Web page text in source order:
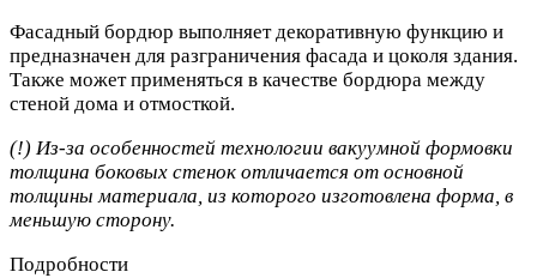
Фасадный бордюр выполняет декоративную функцию и
предназначен для разграничения фасада и цоколя здания.
Также может применяться в качестве бордюра между
стеной дома и отмосткой.
(!) Из-за особенностей технологии вакуумной формовки
толщина боковых стенок отличается от основной
толщины материала, из которого изготовлена форма, в
меньшую сторону.
Подробности